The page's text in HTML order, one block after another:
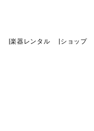
|楽器レンタル |ショップ